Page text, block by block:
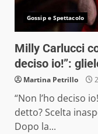
Gossip e Spettacolo
Milly Carlucci
deciso io!”:
Martina Petrillo
“Non l’ho deciso
detto? Scelta
Dopo la...